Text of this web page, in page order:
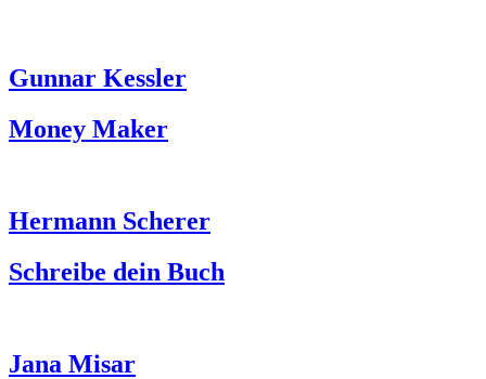
Gunnar Kessler
Money Maker
Hermann Scherer
Schreibe dein Buch
Jana Misar